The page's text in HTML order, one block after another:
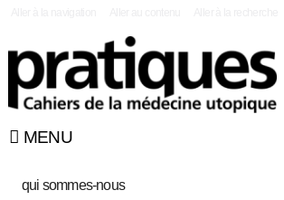
MENU
qui sommes-nous